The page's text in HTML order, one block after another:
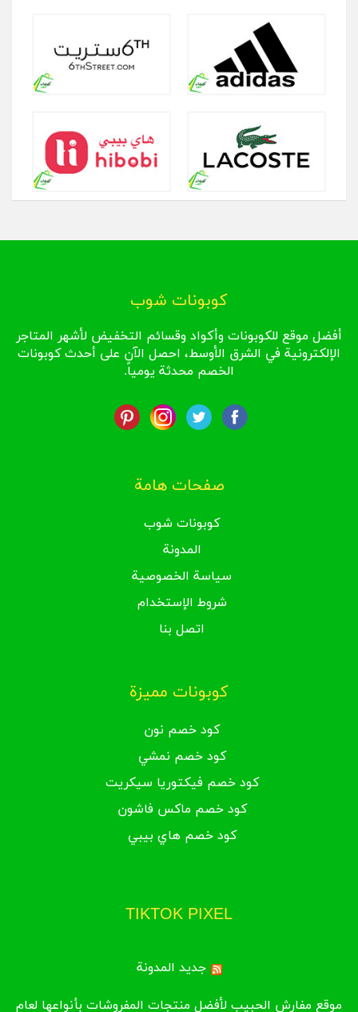
كوبونات شوب
أفضل موقع للكوبونات وأكواد وقسائم التخفيض لأشهر المتاجر
الإلكترونية في الشرق الأوسط، احصل الآن على أحدث كوبونات
الخصم محدثة يومياً.
صفحات هامة
كوبونات شوب
المدونة
سياسة الخصوصية
شروط الإستخدام
اتصل بنا
كوبونات مميزة
كود خصم نون
كود خصم نمشي
كود خصم فيكتوريا سيكريت
كود خصم ماكس فاشون
كود خصم هاي بيبي
TIKTOK PIXEL
جديد المدونة
موقع مفارش الحبيب لأفضل منتجات المفروشات بأنواعها لعام